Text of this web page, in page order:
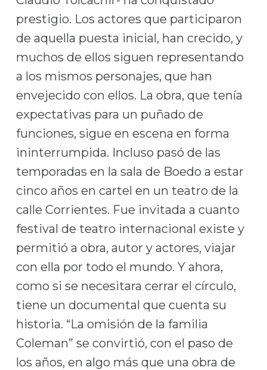
prestigio. Los actores que participaron
de aquella puesta inicial, han crecido, y
muchos de ellos siguen representando
a los mismos personajes, que han
envejecido con ellos. La obra, que tenía
expectativas para un puñado de
funciones, sigue en escena en forma
ininterrumpida. Incluso pasó de las
temporadas en la sala de Boedo a estar
cinco años en cartel en un teatro de la
calle Corrientes. Fue invitada a cuanto
festival de teatro internacional existe y
permitió a obra, autor y actores, viajar
con ella por todo el mundo. Y ahora,
como si se necesitara cerrar el círculo,
tiene un documental que cuenta su
historia. “La omisión de la familia
Coleman” se convirtió, con el paso de
los años, en algo más que una obra de